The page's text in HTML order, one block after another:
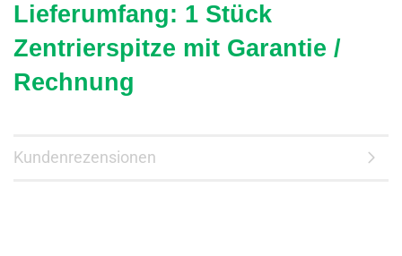
Lieferumfang: 1 Stück
Zentrierspitze mit Garantie /
Rechnung
Kundenrezensionen